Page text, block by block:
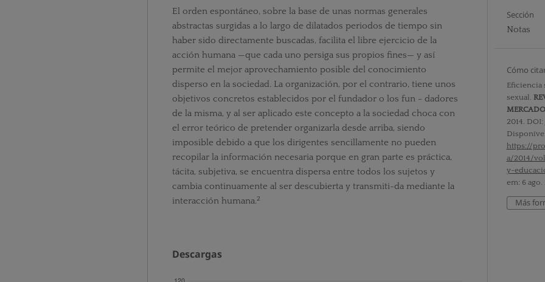
El orden espontáneo, sobre la base de unas normas generales
abstractas surgidas a lo largo de dilatados periodos de tiempo sin
haber sido directamente buscadas, facilita el libre ejercicio de la
acción humana —que cada uno persiga sus propios fines— y así
permite el mejor aprovechamiento posible del conocimiento
disperso en la sociedad. La organización, por el contrario, tiene unos
objetivos concretos establecidos por el fundador o los fun - dadores
de la misma, y al ser aplicado este concepto a la sociedad choca con
el error teórico de pretender organizarla desde arriba, siendo
imposible debido a que los dirigentes sencillamente no pueden
recopilar la información necesaria porque en gran parte es práctica,
tácita, subjetiva, se encuentra dispersa entre todos los sujetos y
cambia continuamente al ser descubierta y transmiti-da mediante la
interacción humana.2
Descargas
Sección
Notas
Cómo
Eficiencia
sexual.
MERCADO
2014. DOI:
https://
a/2014/
y-
em: 6 ago.
Más